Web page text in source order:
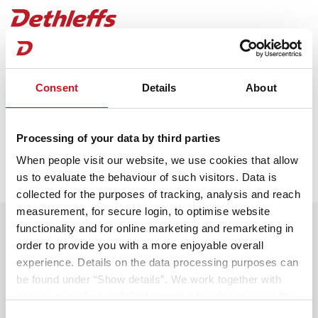
Consent Details About
Processing of your data by third parties
When people visit our website, we use cookies that allow
us to evaluate the behaviour of such visitors. Data is
collected for the purposes of tracking, analysis and reach
measurement, for secure login, to optimise website
functionality and for online marketing and remarketing in
order to provide you with a more enjoyable overall
experience. Details on the data processing purposes can
be found under “Show details”. We work together with
Termin-Anfragebestätigung
kontaktieren, um mit dir einen persönlichen
Beratungstermin abzustimmen.
Du erhältst in Kürze eine Eingangsbestätigung per
Mail. Dein ausgewählter Händler wird dich zeitnah
kontaktieren, um mit dir einen persönlichen
Beratungstermin abzustimmen.
Nutze die Wartezeit und gestalte
dein Traumfahrzeug!
Bereite dich optimal auf deine Beratung vor und
entdecke alle Möglichkeiten. Starte
deine Konfiguration!